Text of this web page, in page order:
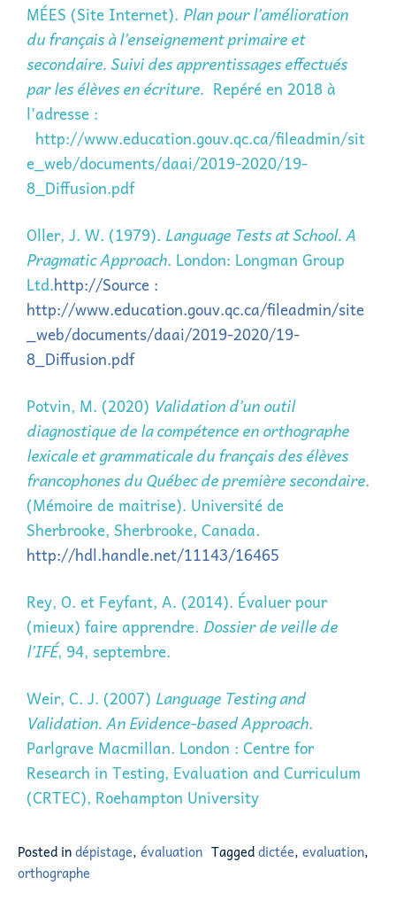
MÉES (Site Internet). Plan pour l’amélioration
du français à l’enseignement primaire et
secondaire. Suivi des apprentissages effectués
par les élèves en écriture. Repéré en 2018 à
l’adresse :
http://www.education.gouv.qc.ca/fileadmin/sit
e_web/documents/daai/2019-2020/19-
8_Diffusion.pdf
Oller, J. W. (1979). Language Tests at School. A
Pragmatic Approach. London: Longman Group
Ltd.http://Source :
http://www.education.gouv.qc.ca/fileadmin/site
_web/documents/daai/2019-2020/19-
8_Diffusion.pdf
Potvin, M. (2020) Validation d’un outil
diagnostique de la compétence en orthographe
lexicale et grammaticale du français des élèves
francophones du Québec de première secondaire.
(Mémoire de maitrise). Université de
Sherbrooke, Sherbrooke, Canada.
http://hdl.handle.net/11143/16465
Rey, O. et Feyfant, A. (2014). Évaluer pour
(mieux) faire apprendre. Dossier de veille de
l’IFÉ, 94, septembre.
Weir, C. J. (2007) Language Testing and
Validation.An Evidence-based Approach.
Parlgrave Macmillan. London : Centre for
Research in Testing, Evaluation and Curriculum
(CRTEC), Roehampton University
Posted indépistage, évaluation Taggeddictée, evaluation,
orthographe